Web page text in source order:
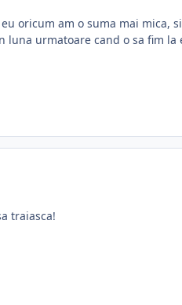
oricum am o suma mai mica,
luna urmatoare cand o sa fim la
traiasca!